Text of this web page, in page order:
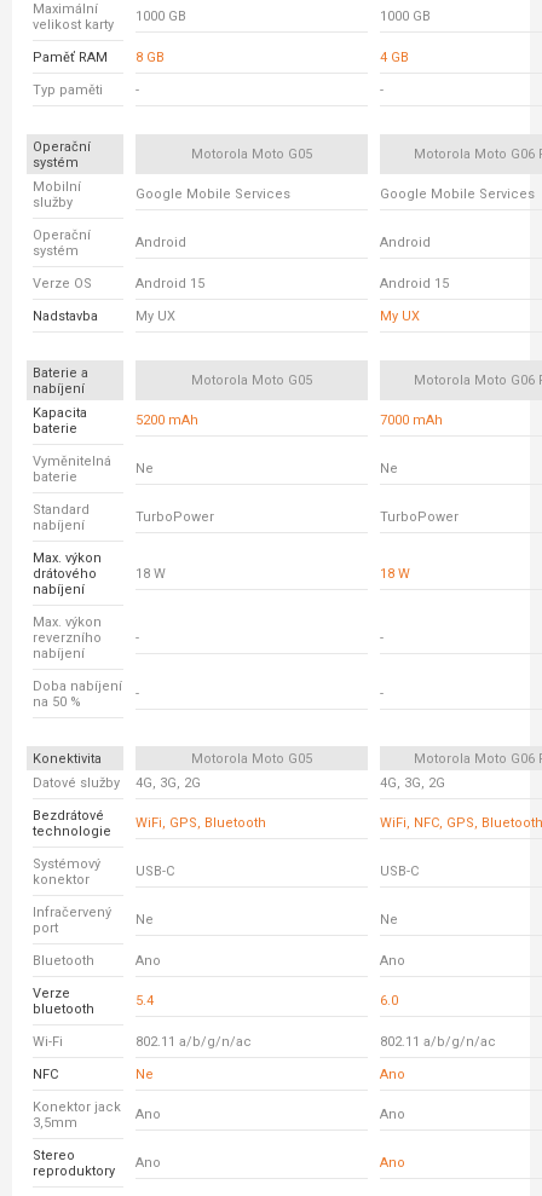
Maximální
velikost karty
1000 GB 1000 GB
Paměť RAM 8 GB 4 GB
Typ paměti - -
Operační
systém
Motorola Moto G05 Motorola Moto G06
Mobilní
služby
Google Mobile Services Google Mobile Services
Operační
systém
Android Android
Verze OS Android 15 Android 15
Nadstavba My UX My UX
Baterie a
nabíjení
Motorola Moto G05 Motorola Moto G06
Kapacita
baterie
5200 mAh 7000 mAh
Vyměnitelná
baterie
Ne Ne
Standard
nabíjení
TurboPower TurboPower
Max. výkon
drátového
nabíjení
18 W 18 W
Max. výkon
reverzního
nabíjení
- -
Doba nabíjení
na 50 %
- -
Konektivita Motorola Moto G05
Motorola Moto G06
Datové služby
4G, 3G, 2G 4G, 3G, 2G
Bezdrátové
technologie
WiFi, GPS, Bluetooth WiFi, NFC, GPS, Bluetooth
Systémový
konektor
USB-C USB-C
Infračervený
port
Ne Ne
Bluetooth Ano Ano
Verze
bluetooth
5.4 6.0
Wi-Fi 802.11 a/b/g/n/ac 802.11 a/b/g/n/ac
NFC Ne Ano
Konektor jack
3,5mm
Ano Ano
Stereo
reproduktory
Ano Ano